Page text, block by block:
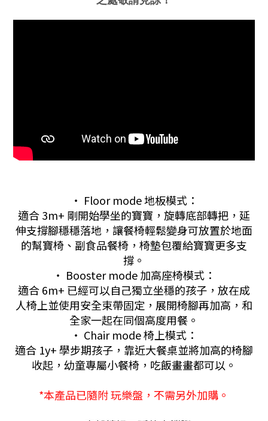
・ Floor mode 地板模式：
適合 3m+ 剛開始學坐的寶寶，旋轉底部轉把，延
伸支撐腳穩穩落地，讓餐椅輕鬆變身可放置於地面
的幫寶椅、副食品餐椅，椅墊包覆給寶寶更多支
撐。
・ Booster mode 加高座椅模式：
適合 6m+ 已經可以自己獨立坐穩的孩子，放在成
人椅上並使用安全束帶固定，展開椅腳再加高，和
全家一起在同個高度用餐。
・ Chair mode 椅上模式：
適合 1y+ 學步期孩子，靠近大餐桌並將加高的椅腳
收起，幼童專屬小餐椅，吃飯畫畫都可以。
*本產品已隨附 玩樂盤，不需另外加購。